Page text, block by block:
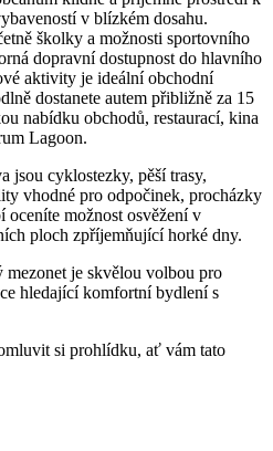
v blízkém dosahu.
školky a možnosti sportovního
dopravní dostupnost do hlavního
aktivity je ideální obchodní
dostanete autem přibližně za 15
nabídku obchodů, restaurací, kina
Lagoon.
jsou cyklostezky, pěší trasy,
vhodné pro odpočinek, procházky
možnost osvěžení v
ploch zpříjemňující horké dny.
mezonet je skvělou volbou pro
hledající komfortní bydlení s
si prohlídku, ať vám tato